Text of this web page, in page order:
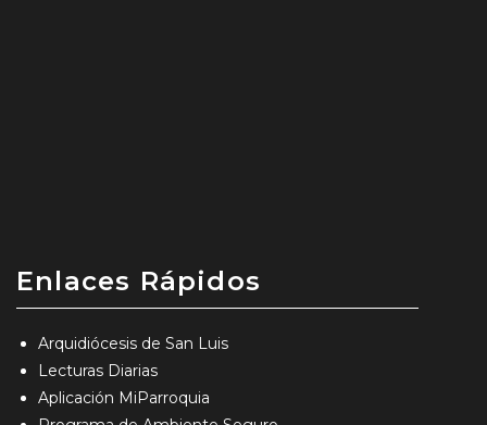
Enlaces Rápidos
Arquidiócesis de San Luis
Lecturas Diarias
Aplicación MiParroquia